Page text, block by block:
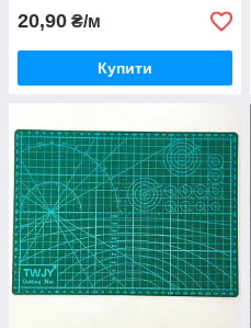
20,90 ₴/м
Купити